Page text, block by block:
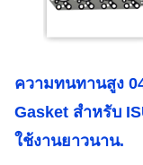
ความทนทานสูง
Gasket สําหรับ
ใช้งานยาวนาน.